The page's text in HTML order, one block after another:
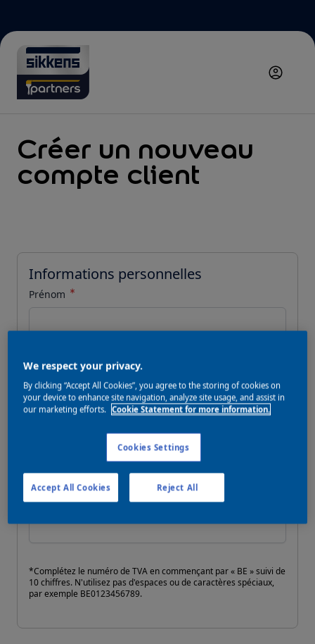
Aller au contenu
Créer un nouveau
compte client
Informations personnelles
Prénom
Allow remote shopping assistance
Nom du responsable de l'entreprise
Numéro de TVA
*Complétez le numéro de TVA en commençant par « BE » suivi de
10 chiffres. N'utilisez pas d'espaces ou de caractères spéciaux,
par exemple BE0123456789.
We respect your privacy.
By clicking “Accept All Cookies”, you agree to the storing of cookies on
your device to enhance site navigation, analyze site usage, and assist in
our marketing efforts. Cookie Statement for more information.
Cookies Settings
Reject All
Accept All Cookies